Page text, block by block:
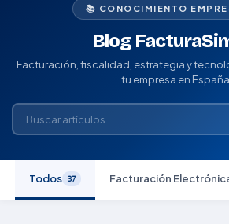
📚 CONOCIMIENTO
Blog
Facturación, fiscalidad, estrategia y
tu empresa en España.
Todos 37 Facturación